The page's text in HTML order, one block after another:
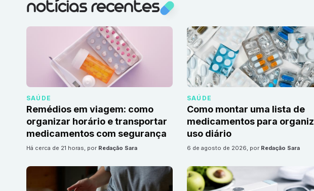
notícias recentes
SAÚDE
Remédios em viagem: como
organizar horário e transportar
medicamentos com segurança
há cerca de 21 horas, por Redação Sara
SAÚDE
Como montar uma lista de
medicamentos para
uso diário
6 de agosto de 2026, por Redação Sara